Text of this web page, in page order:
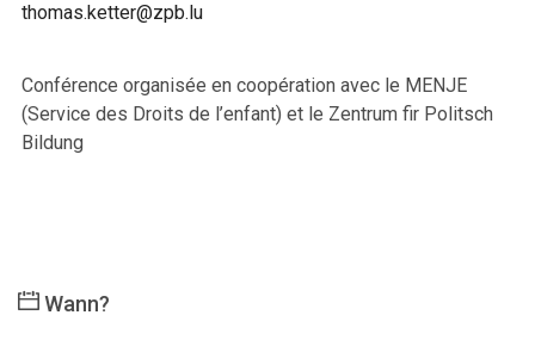
thomas.ketter@zpb.lu
Conférence organisée en coopération avec le MENJE
(Service des Droits de l’enfant) et le Zentrum fir Politsch
Bildung
Wann?